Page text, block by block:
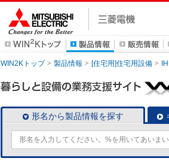
WIN2Kトップ 製品情報 [住宅用]住宅用設備
形名から製品情報を探す